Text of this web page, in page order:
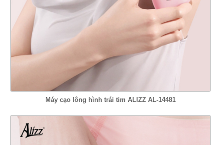
Máy cạo lông hình trái tim ALIZZ AL-14481